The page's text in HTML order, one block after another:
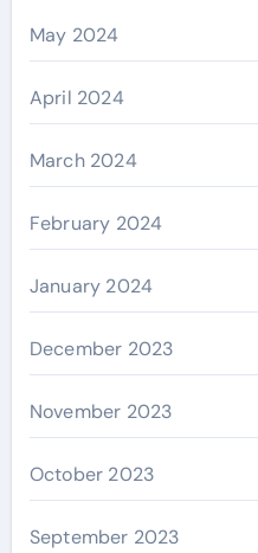
May 2024
April 2024
March 2024
February 2024
January 2024
December 2023
November 2023
October 2023
September 2023